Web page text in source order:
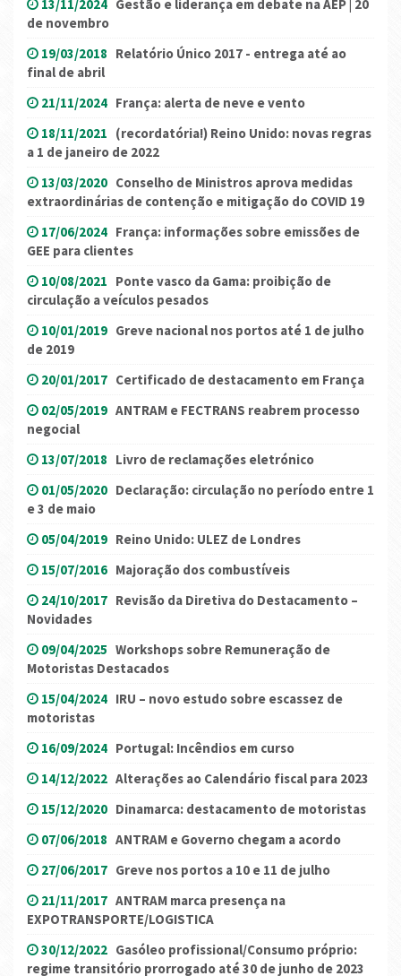
13/11/2024 Gestão e liderança em debate na AEP | 20
de novembro
19/03/2018 Relatório Único 2017 - entrega até ao
final de abril
21/11/2024 França: alerta de neve e vento
18/11/2021 (recordatória!) Reino Unido: novas regras
a 1 de janeiro de 2022
13/03/2020 Conselho de Ministros aprova medidas
extraordinárias de contenção e mitigação do COVID 19
17/06/2024 França: informações sobre emissões de
GEE para clientes
10/08/2021 Ponte vasco da Gama: proibição de
circulação a veículos pesados
10/01/2019 Greve nacional nos portos até 1 de julho
de 2019
20/01/2017 Certificado de destacamento em França
02/05/2019 ANTRAM e FECTRANS reabrem processo
negocial
13/07/2018 Livro de reclamações eletrónico
01/05/2020 Declaração: circulação no período entre 1
e 3 de maio
05/04/2019 Reino Unido: ULEZ de Londres
15/07/2016 Majoração dos combustíveis
24/10/2017 Revisão da Diretiva do Destacamento –
Novidades
09/04/2025 Workshops sobre Remuneração de
Motoristas Destacados
15/04/2024 IRU – novo estudo sobre escassez de
motoristas
16/09/2024 Portugal: Incêndios em curso
14/12/2022 Alterações ao Calendário fiscal para 2023
15/12/2020 Dinamarca: destacamento de motoristas
07/06/2018 ANTRAM e Governo chegam a acordo
27/06/2017 Greve nos portos a 10 e 11 de julho
21/11/2017 ANTRAM marca presença na
EXPOTRANSPORTE/LOGISTICA
30/12/2022 Gasóleo profissional/Consumo próprio:
regime transitório prorrogado até 30 de junho de 2023